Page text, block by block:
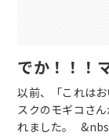
でか！！！
以前、「これは
スクのモギコさ
れました。